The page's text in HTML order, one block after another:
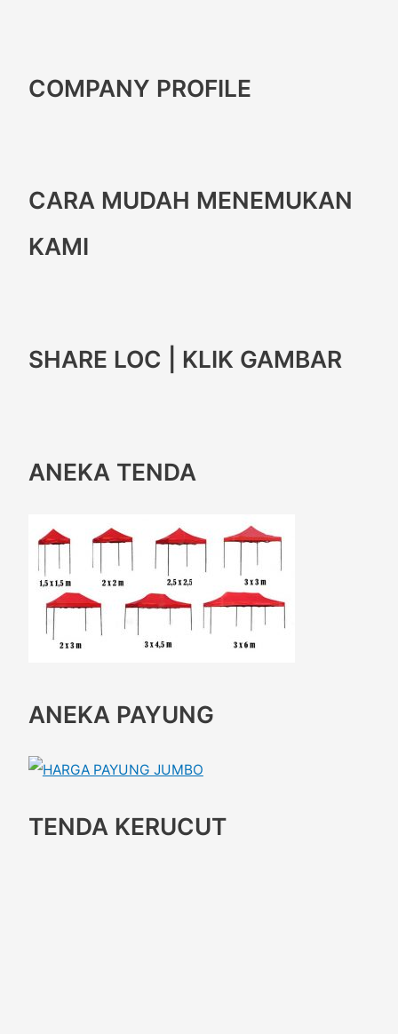
COMPANY PROFILE
CARA MUDAH MENEMUKAN
KAMI
SHARE LOC | KLIK GAMBAR
ANEKA TENDA
ANEKA PAYUNG
TENDA KERUCUT